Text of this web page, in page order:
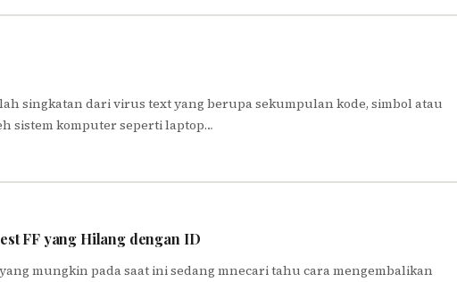
singkatan dari virus text yang berupa sekumpulan kode, simbol atau
sistem komputer seperti laptop…
FF yang Hilang dengan ID
mungkin pada saat ini sedang mnecari tahu cara mengembalikan